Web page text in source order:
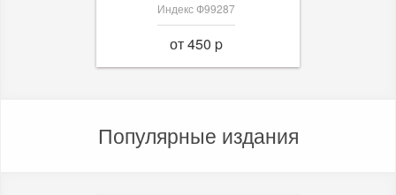
Индекс Ф99287
от 450 p
Популярные издания